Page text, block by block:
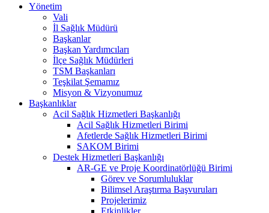
Yönetim
Vali
İl Sağlık Müdürü
Başkanlar
Başkan Yardımcıları
İlçe Sağlık Müdürleri
TSM Başkanları
Teşkilat Şemamız
Misyon & Vizyonumuz
Başkanlıklar
Acil Sağlık Hizmetleri Başkanlığı
Acil Sağlık Hizmetleri Birimi
Afetlerde Sağlık Hizmetleri Birimi
SAKOM Birimi
Destek Hizmetleri Başkanlığı
AR-GE ve Proje Koordinatörlüğü Birimi
Görev ve Sorumluluklar
Bilimsel Araştırma Başvuruları
Projelerimiz
Etkinlikler